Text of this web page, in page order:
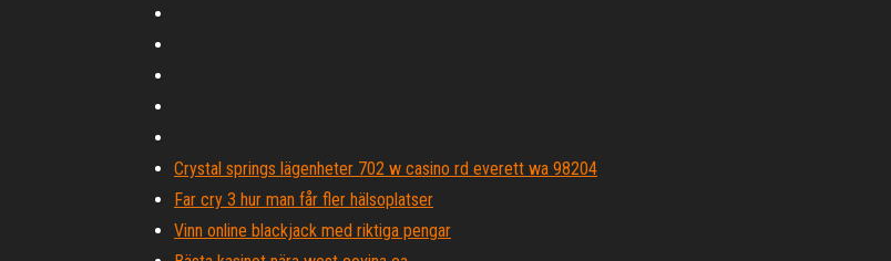
Crystal springs lägenheter 702 w casino rd everett wa 98204
Far cry 3 hur man får fler hälsoplatser
Vinn online blackjack med riktiga pengar